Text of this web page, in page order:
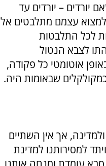
יורדים – יורדים עד
עצמם מתלבטים אל
לכל התלבטות
לצבא הנטול
אוטומטי כל פקודה,
שבאומות היה.
אך אין השתיים
למסירותנו למדינת